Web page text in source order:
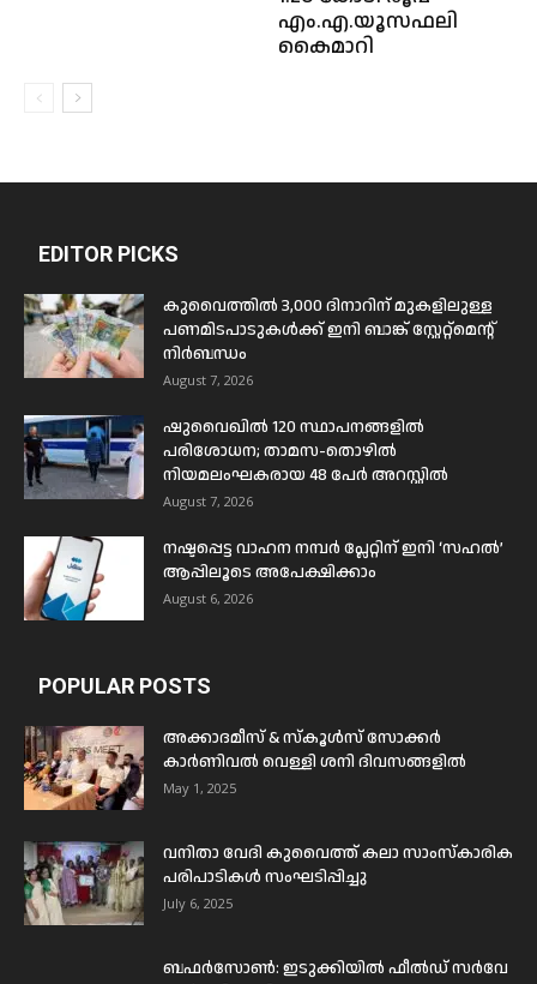
എം.എ.യൂസഫലി
കൈമാറി
EDITOR PICKS
കുവൈത്തിൽ 3,000 ദിനാറിന് മുകളിലുള്ള
പണമിടപാടുകൾക്ക് ഇനി ബാങ്ക് സ്റ്റേറ്റ്മെന്റ്
നിർബന്ധം
August 7, 2026
ഷുവൈഖിൽ 120 സ്ഥാപനങ്ങളിൽ
പരിശോധന; താമസ-തൊഴിൽ
നിയമലംഘകരായ 48 പേർ അറസ്റ്റിൽ
August 7, 2026
നഷ്ടപ്പെട്ട വാഹന നമ്പർ പ്ലേറ്റിന് ഇനി ‘സഹൽ’
ആപ്പിലൂടെ അപേക്ഷിക്കാം
August 6, 2026
POPULAR POSTS
അക്കാദമീസ് & സ്കൂൾസ് സോക്കർ
കാർണിവൽ വെള്ളി ശനി ദിവസങ്ങളിൽ
May 1, 2025
വനിതാ വേദി കുവൈത്ത് കലാ സാംസ്കാരിക
പരിപാടികൾ സംഘടിപ്പിച്ചു
July 6, 2025
ബഫര്‍സോണ്‍: ഇടുക്കിയില്‍ ഫീല്‍ഡ് സര്‍വേ